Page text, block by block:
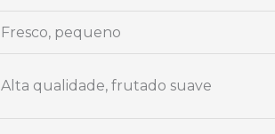
Fresco, pequeno
Alta qualidade, frutado suave